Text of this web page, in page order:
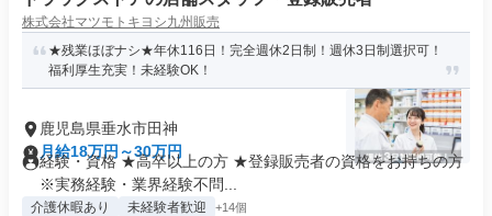
株式会社マツモトキヨシ九州販売
★残業ほぼナシ★年休116日！完全週休2日制！週休3日制選択可！
福利厚生充実！未経験OK！
鹿児島県垂水市田神
月給18万円～30万円
経験・資格 ★高卒以上の方 ★登録販売者の資格をお持ちの方
※実務経験・業界経験不問...
介護休暇あり 未経験者歓迎 +14個